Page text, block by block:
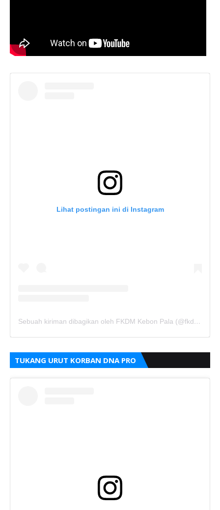
Lihat postingan ini di Instagram
Sebuah kiriman dibagikan oleh FKDM Kebon Pala (@fkdm_kebonpala)
TUKANG URUT KORBAN DNA PRO